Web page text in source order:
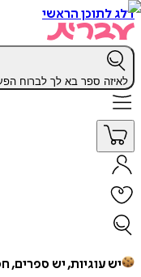
דלג לתוכן הראשי
לאיזה ספר בא לך לברוח
יש עוגיות, יש ספרים,